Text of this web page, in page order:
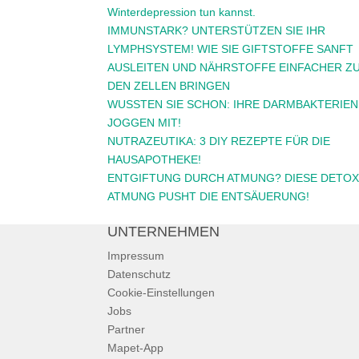
Winterdepression tun kannst.
IMMUNSTARK? UNTERSTÜTZEN SIE IHR
LYMPHSYSTEM! WIE SIE GIFTSTOFFE SANFT
AUSLEITEN UND NÄHRSTOFFE EINFACHER
DEN ZELLEN BRINGEN
WUSSTEN SIE SCHON: IHRE DARMBAKTERIEN
JOGGEN MIT!
NUTRAZEUTIKA: 3 DIY REZEPTE FÜR DIE
HAUSAPOTHEKE!
ENTGIFTUNG DURCH ATMUNG? DIESE
ATMUNG PUSHT DIE ENTSÄUERUNG!
UNTERNEHMEN
Impressum
Datenschutz
Cookie-Einstellungen
Jobs
Partner
Mapet-App